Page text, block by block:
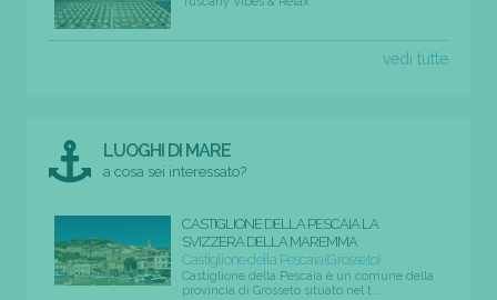
vedi tutte
LUOGHI DI MARE
a cosa sei interessato?
CASTIGLIONE DELLA PESCAIA LA
SVIZZERA DELLA MAREMMA
Castiglione della Pescaia (Grosseto)
Castiglione della Pescaia è un comune della
provincia di Grosseto situato nel t...